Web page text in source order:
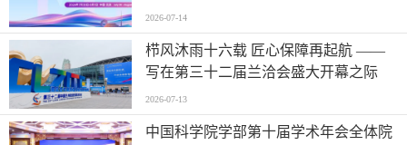
2026-07-14
栉风沐雨十六载 匠心保障再起航 ——
写在第三十二届兰洽会盛大开幕之际
2026-07-13
中国科学院学部第十届学术年会全体院